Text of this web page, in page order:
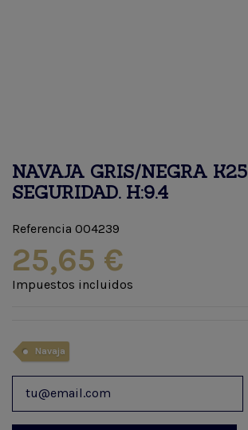
NAVAJA GRIS/NEGRA K25
SEGURIDAD. H:9.4
Referencia 004239
25,65 €
Impuestos incluidos
Navaja